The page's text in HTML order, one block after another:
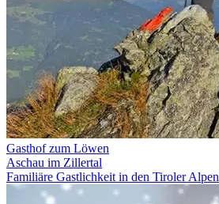
Gasthof zum Löwen
Aschau im Zillertal
Familiäre Gastlichkeit in den Tiroler Alpen